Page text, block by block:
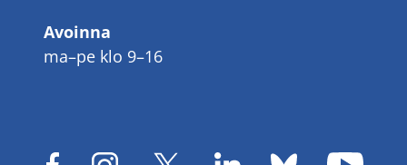
Avoinna
ma–pe klo 9–16